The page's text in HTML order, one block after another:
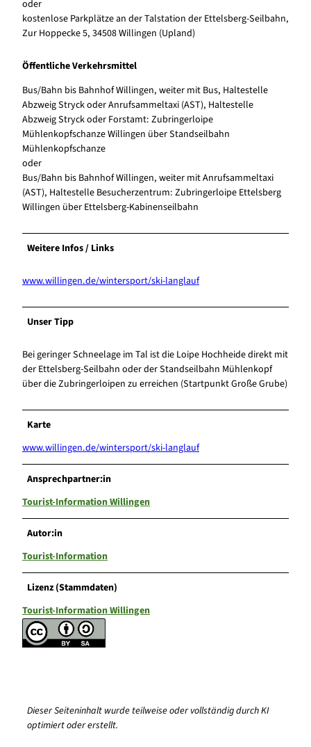
oder
kostenlose Parkplätze an der Talstation der Ettelsberg-Seilbahn,
Zur Hoppecke 5, 34508 Willingen (Upland)
Öffentliche Verkehrsmittel
Bus/Bahn bis Bahnhof Willingen, weiter mit Bus, Haltestelle
Abzweig Stryck oder Anrufsammeltaxi (AST), Haltestelle
Abzweig Stryck oder Forstamt: Zubringerloipe
Mühlenkopfschanze Willingen über Standseilbahn
Mühlenkopfschanze
oder
Bus/Bahn bis Bahnhof Willingen, weiter mit Anrufsammeltaxi
(AST), Haltestelle Besucherzentrum: Zubringerloipe Ettelsberg
Willingen über Ettelsberg-Kabinenseilbahn
Weitere Infos / Links
www.willingen.de/wintersport/ski-langlauf
Unser Tipp
Bei geringer Schneelage im Tal ist die Loipe Hochheide direkt mit
der Ettelsberg-Seilbahn oder der Standseilbahn Mühlenkopf
über die Zubringerloipen zu erreichen (Startpunkt Große Grube)
Karte
www.willingen.de/wintersport/ski-langlauf
Ansprechpartner:in
Tourist-Information Willingen
Autor:in
Tourist-Information
Lizenz (Stammdaten)
Tourist-Information Willingen
Dieser Seiteninhalt wurde teilweise oder vollständig durch KI
optimiert oder erstellt.